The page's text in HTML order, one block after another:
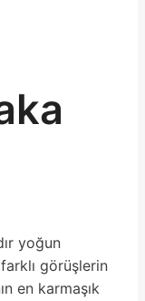
yoğun
görüşlerin
en karmaşık